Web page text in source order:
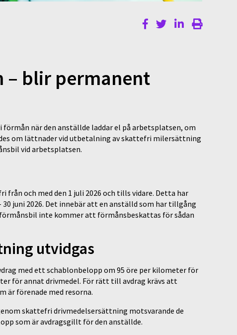
– blir permanent
när den anställde laddar el på arbetsplatsen, om
om lättnader vid utbetalning av skattefri milersättning
vid arbetsplatsen.
och med den 1 juli 2026 och tills vidare. Detta har
juni 2026. Det innebär att en anställd som har tillgång
inte kommer att förmånsbeskattas för sådan
utvidgas
med ett schablonbelopp om 95 öre per kilometer för
för annat drivmedel. För rätt till avdrag krävs att
är förenade med resorna.
skattefri drivmedelsersättning motsvarande de
som är avdragsgillt för den anställde.